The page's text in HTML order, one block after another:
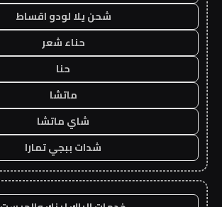
شحن يلا لودو اقساط
حناء شعر
حنا
ماتشا
شاي ماتشا
شدات ببجي تمارا